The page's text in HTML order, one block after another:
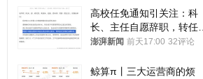
高校任免通知引关注：科
长、主任自愿辞职，转任思
政辅导员
澎湃新闻 前天17:00 32评论
鲸算π丨三大运营商的烦